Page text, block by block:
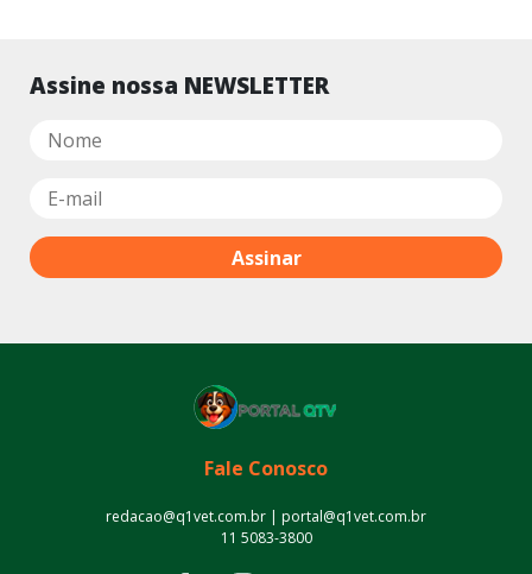
Assine nossa NEWSLETTER
Fale Conosco
redacao@q1vet.com.br | portal@q1vet.com.br
11 5083-3800